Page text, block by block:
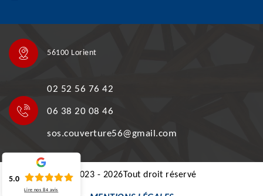
56100 Lorient
02 52 56 76 42
06 38 20 08 46
sos.couverture56@gmail.com
©2023 - 2026Tout droit réservé
5.0
Lire nos84 avis